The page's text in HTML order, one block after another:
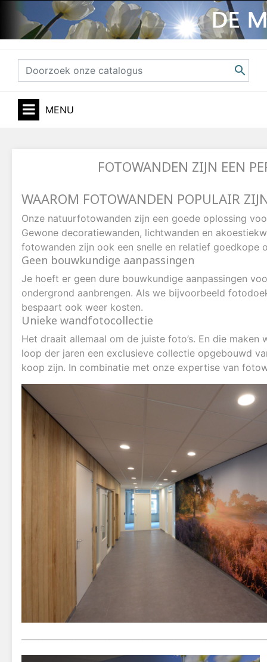

MENU
FOTOWANDEN ZIJN EEN
WAAROM FOTOWANDEN POPULAIR
Onze natuurfotowanden zijn een goede oplossing
Gewone decoratiewanden, lichtwanden en
fotowanden zijn ook een snelle en relatief goedkope
Geen bouwkundige aanpassingen
Je hoeft er geen dure bouwkundige aanpassingen
ondergrond aanbrengen. Als we bijvoorbeeld
bespaart ook weer kosten.
Unieke wandfotocollectie
Het draait allemaal om de juiste foto’s. En die
loop der jaren een exclusieve collectie opgebouwd
koop zijn. In combinatie met onze expertise van